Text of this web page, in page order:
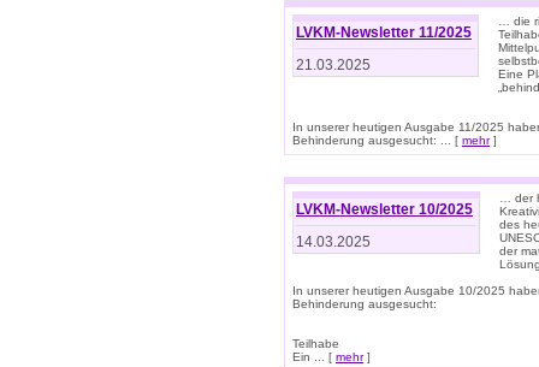
LVKM-Newsletter 11/2025
21.03.2025
… die
Eine
In unserer heutigen Ausgabe 11/2025
Behinderung ausgesucht: ... [ mehr]
LVKM-Newsletter 10/2025
14.03.2025
… der
des
der
In unserer heutigen Ausgabe 10/2025
Behinderung ausgesucht:
Teilhabe
Ein ... [ mehr]